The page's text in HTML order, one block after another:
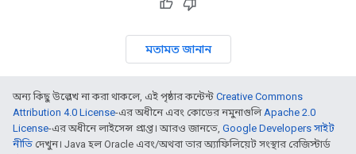
মতামত জানান
অন্য কিছু উল্লেখ না করা থাকলে, এই পৃষ্ঠার কন্টেন্ট Creative Commons
Attribution 4.0 License-এর অধীনে এবং কোডের নমুনাগুলিApache 2.0
License-এর অধীনে লাইসেন্স প্রাপ্ত। আরও জানতে, Google Developers সাইট
নীতি দেখুন। Java হল Oracle এবং/অথবা তার অ্যাফিলিয়েট সংস্থার রেজিস্টার্ড